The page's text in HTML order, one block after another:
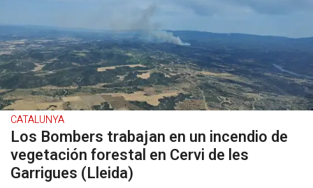
CATALUNYA
Los Bombers trabajan en un incendio de
vegetación forestal en Cervi de les
Garrigues (Lleida)